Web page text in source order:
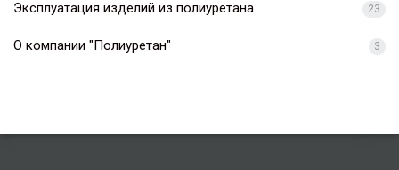
Эксплуатация изделий из полиуретана 23
О компании "Полиуретан" 3